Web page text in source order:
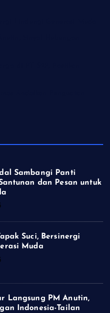
Sambangi Panti
dan Pesan untuk
Suci, Bersinergi
Muda
Langsung PM Anutin,
Indonesia-Tailan